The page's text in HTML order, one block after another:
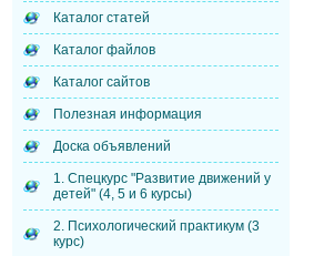
Каталог статей
Каталог файлов
Каталог сайтов
Полезная информация
Доска объявлений
1. Спецкурс "Развитие движений у
детей" (4, 5 и 6 курсы)
2. Психологический практикум (3
курс)